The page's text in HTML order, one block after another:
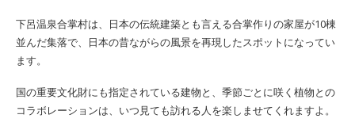
下呂温泉合掌村は、日本の伝統建築とも言える合掌作りの家屋が10棟
並んだ集落で、日本の昔ながらの風景を再現したスポットになってい
ます。
国の重要文化財にも指定されている建物と、季節ごとに咲く植物との
コラボレーションは、いつ見ても訪れる人を楽しませてくれますよ。